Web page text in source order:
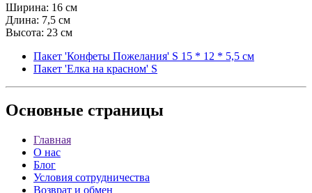
Ширина: 16 см
Длина: 7,5 см
Высота: 23 см
Пакет 'Конфеты Пожелания' S 15 * 12 * 5,5 см
Пакет 'Елка на красном' S
Основные страницы
Главная
О нас
Блог
Условия сотрудничества
Возврат и обмен